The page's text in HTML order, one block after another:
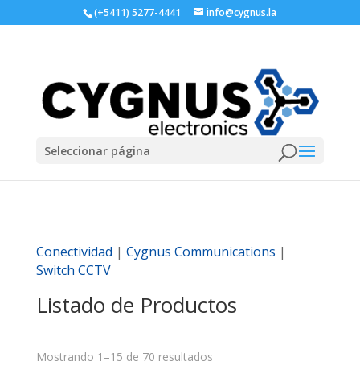
(+5411) 5277-4441 info@cygnus.la
Seleccionar página
Conectividad | Cygnus Communications |
Switch CCTV
Listado de Productos
Mostrando 1–15 de 70 resultados